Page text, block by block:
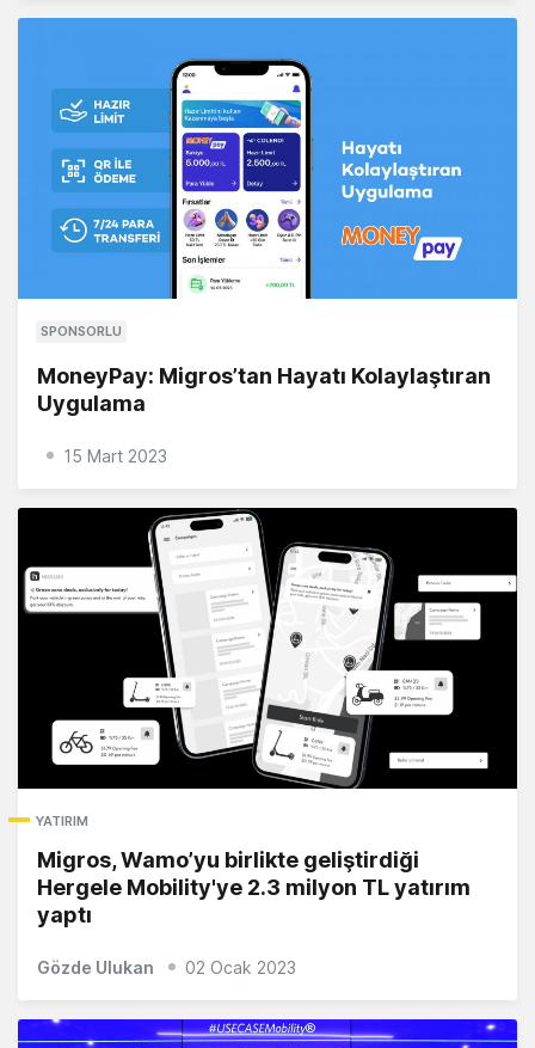
SPONSORLU
MoneyPay: Migros’tan Hayatı Kolaylaştıran
Uygulama
15 Mart 2023
YATIRIM
Migros, Wamo’yu birlikte geliştirdiği
Hergele Mobility'ye 2.3 milyon TL yatırım
yaptı
Gözde Ulukan 02 Ocak 2023